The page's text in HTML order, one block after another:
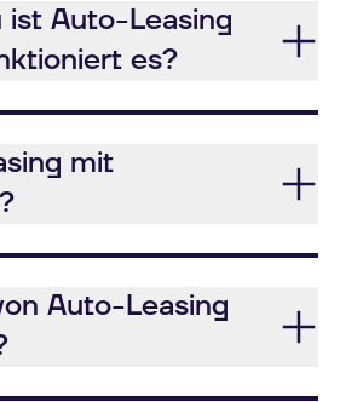
ist Auto-Leasing
es?
mit
Auto-Leasing